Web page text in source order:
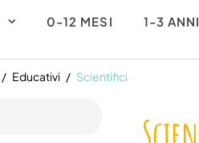
0-12 MESI 1-3
Educativi Scientifici